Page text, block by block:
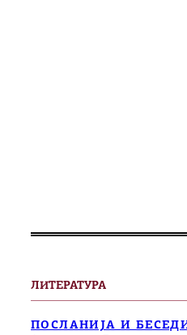
ЛИТЕРАТУРА
ПОСЛАНИЈА И